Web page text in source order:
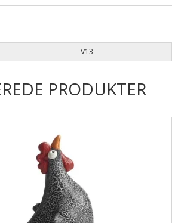
V13
PRODUKTER